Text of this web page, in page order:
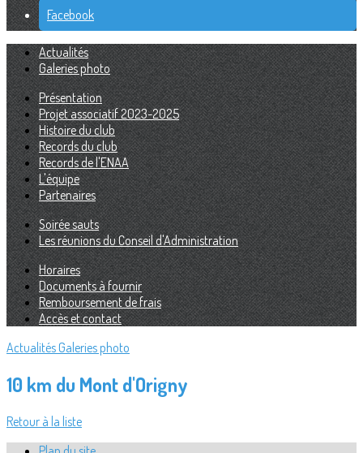
Facebook
Actualités
Galeries photo
Présentation
Projet associatif 2023-2025
Histoire du club
Records du club
Records de l'ENAA
L'équipe
Partenaires
Soirée sauts
Les réunions du Conseil d'Administration
Horaires
Documents à fournir
Remboursement de frais
Accès et contact
Actualités Galeries photo
10 km du Mont d'Origny
Retour à la liste